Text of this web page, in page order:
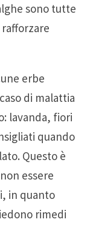
sono tutte
erbe
di malattia
lavanda, fiori
quando
Questo è
essere
in quanto
rimedi